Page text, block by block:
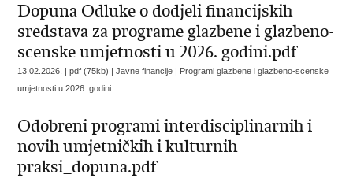
Dopuna Odluke o dodjeli financijskih
sredstava za programe glazbene i glazbeno-
scenske umjetnosti u 2026. godini.pdf
13.02.2026. | pdf (75kb) | Javne financije | Programi glazbene i glazbeno-scenske
umjetnosti u 2026. godini
Odobreni programi interdisciplinarnih i
novih umjetničkih i kulturnih
praksi_dopuna.pdf